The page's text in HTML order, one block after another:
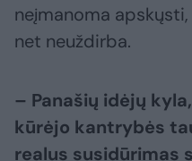
neįmanoma
net neuždirba.
– Panašių idėjų
kūrėjo kantrybės
realus susidūrimas